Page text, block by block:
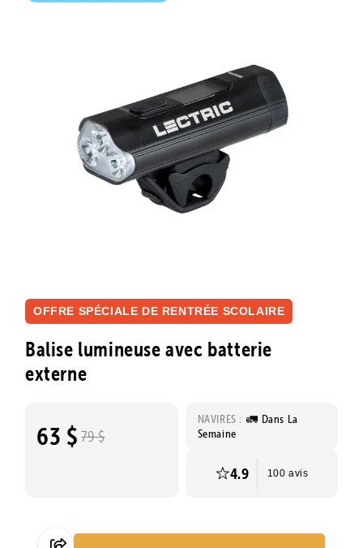
OFFRE SPÉCIALE DE RENTRÉE SCOLAIRE
Balise lumineuse avec batterie
externe
63 $ 79 $
NAVIRES : 🚛 Dans La
Semaine
4.9 100 avis